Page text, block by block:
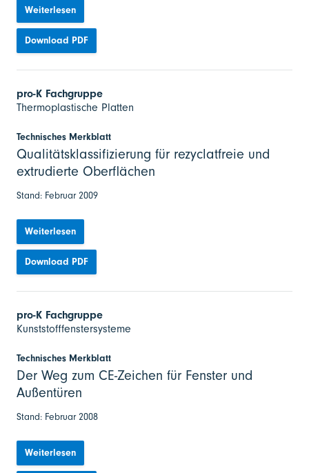
Weiterlesen
Download PDF
pro-K Fachgruppe
Thermoplastische Platten
Technisches Merkblatt
Qualitätsklassifizierung für rezyclatfreie und
extrudierte Oberflächen
Stand: Februar 2009
Weiterlesen
Download PDF
pro-K Fachgruppe
Kunststofffenstersysteme
Technisches Merkblatt
Der Weg zum CE-Zeichen für Fenster und
Außentüren
Stand: Februar 2008
Weiterlesen